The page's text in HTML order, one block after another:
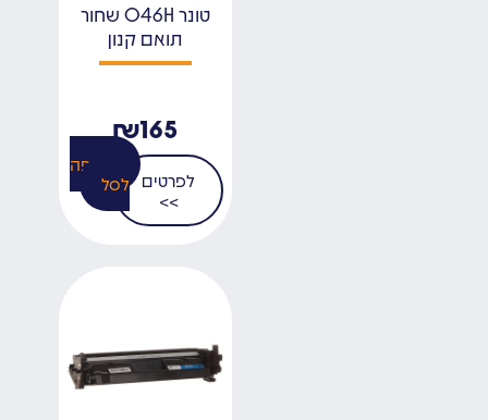
טונר 046H שחור
תואם קנון
₪165
לפרטים
>>
הוספה
לסל